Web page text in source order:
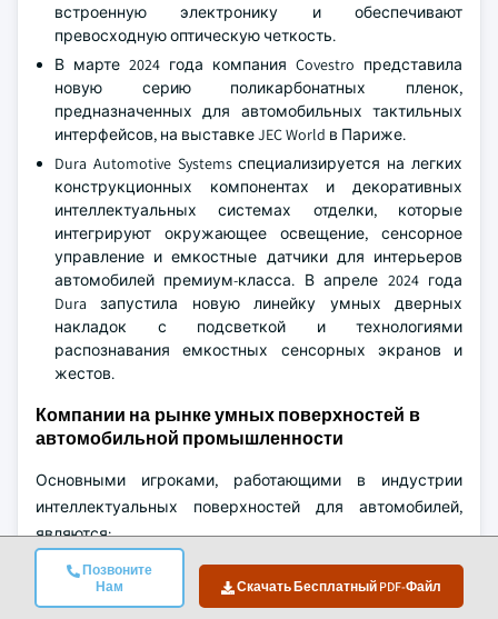
Позвоните
Нам
Скачать Бесплатный PDF-Файл
встроенную электронику и обеспечивают
превосходную оптическую четкость.
В марте 2024 года компания Covestro представила
новую серию поликарбонатных пленок,
предназначенных для автомобильных тактильных
интерфейсов, на выставке JEC World в Париже.
Dura Automotive Systems специализируется на легких
конструкционных компонентах и декоративных
интеллектуальных системах отделки, которые
интегрируют окружающее освещение, сенсорное
управление и емкостные датчики для интерьеров
автомобилей премиум-класса. В апреле 2024 года
Dura запустила новую линейку умных дверных
накладок с подсветкой и технологиями
распознавания емкостных сенсорных экранов и
жестов.
Компании на рынке умных поверхностей в
автомобильной промышленности
Основными игроками, работающими в индустрии
интеллектуальных поверхностей для автомобилей,
являются:
Канату
Континентальный